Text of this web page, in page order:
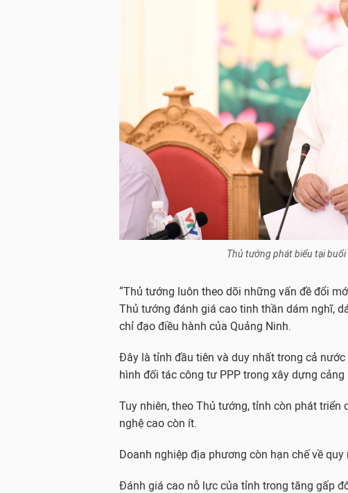
Thủ tướng phát biểu tại
“Thủ tướng luôn theo dõi những vấn đề đổi
Thủ tướng đánh giá cao tinh thần dám nghĩ,
chỉ đạo điều hành của Quảng Ninh.
Đây là tỉnh đầu tiên và duy nhất trong cả
hình đối tác công tư PPP trong xây dựng
Tuy nhiên, theo Thủ tướng, tỉnh còn phát
nghệ cao còn ít.
Doanh nghiệp địa phương còn hạn chế về
Đánh giá cao nỗ lực của tỉnh trong tăng gấp